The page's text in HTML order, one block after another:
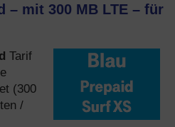
– mit 300 MB LTE – für
Tarif
(300
/